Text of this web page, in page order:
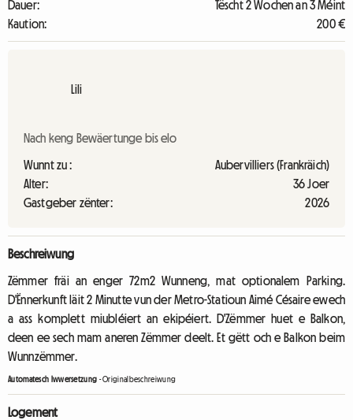
Dauer:
Tëscht 2 Wochen an 3 Méint
Kaution:
200 €
Lili
Nach keng Bewäertunge bis elo
Wunnt zu :
Aubervilliers (Frankräich)
Alter:
36 Joer
Gastgeber zënter:
2026
Beschreiwung
Zëmmer fräi an enger 72m2 Wunneng, mat optionalem Parking.
D'Ënnerkunft läit 2 Minutte vun der Metro-Statioun Aimé Césaire ewech
a ass komplett miubléiert an ekipéiert. D'Zëmmer huet e Balkon,
deen ee sech mam aneren Zëmmer deelt. Et gëtt och e Balkon beim
Wunnzëmmer.
Automatesch Iwwersetzung -Originalbeschreiwung
Logement